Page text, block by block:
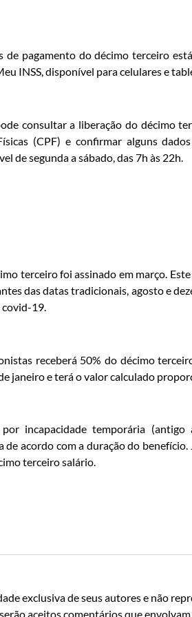
pagamento do décimo terceiro
INSS, disponível para celulares e
consultar a liberação do décimo
(CPF) e confirmar alguns
de segunda a sábado, das 7h às 22h.
terceiro foi assinado em março.
das datas tradicionais, agosto e
19.
receberá 50% do décimo
janeiro e terá o valor calculado
por incapacidade temporária
acordo com a duração do
terceiro salário.
exclusiva de seus autores e não
aceitos comentários que